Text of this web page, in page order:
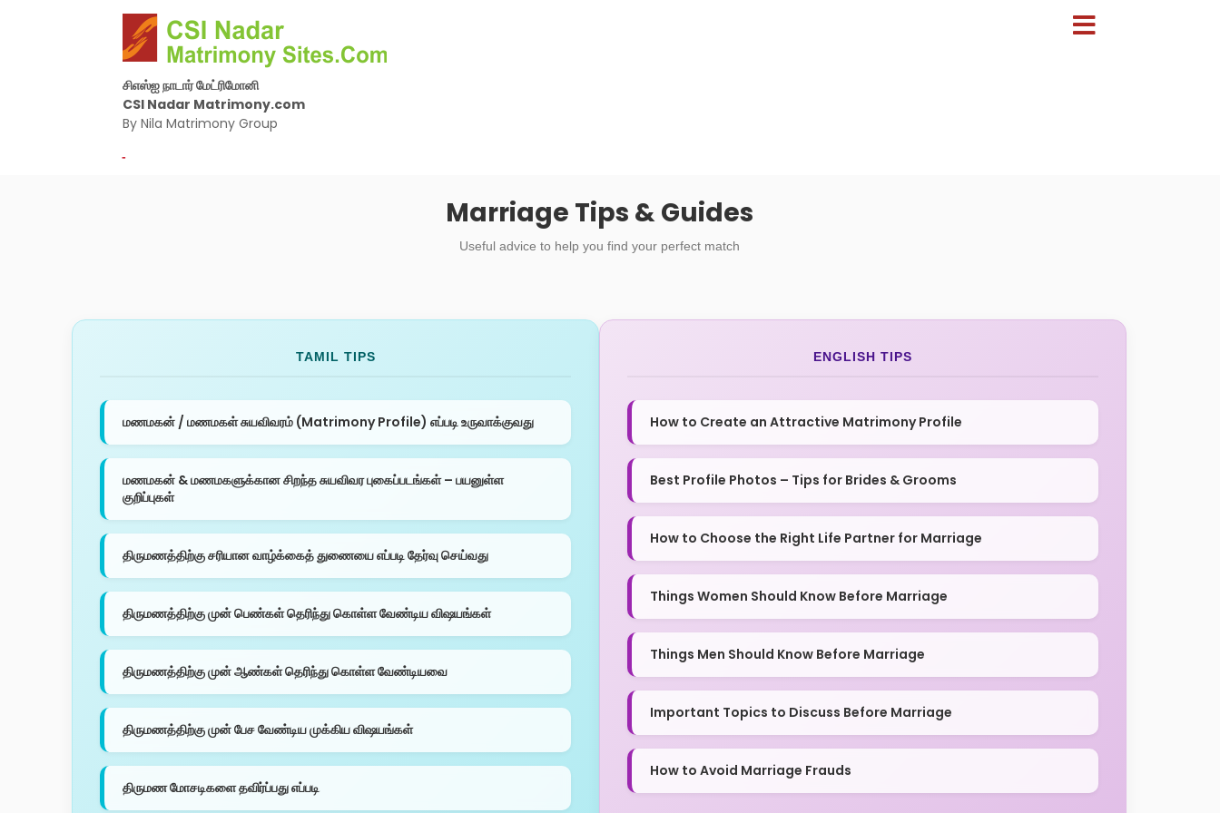
சிஎஸ்ஐ நாடார் மேட்ரிமோனி
CSI Nadar Matrimony.com
By Nila Matrimony Group
-
Marriage Tips & Guides
Useful advice to help you find your perfect match
TAMIL TIPS
மணமகன் / மணமகள் சுயவிவரம் (Matrimony Profile) எப்படி உருவாக்குவது
மணமகன் & மணமகளுக்கான சிறந்த சுயவிவர புகைப்படங்கள் – பயனுள்ள
குறிப்புகள்
திருமணத்திற்கு சரியான வாழ்க்கைத் துணையை எப்படி தேர்வு செய்வது
திருமணத்திற்கு முன் பெண்கள் தெரிந்து கொள்ள வேண்டிய விஷயங்கள்
திருமணத்திற்கு முன் ஆண்கள் தெரிந்து கொள்ள வேண்டியவை
திருமணத்திற்கு முன் பேச வேண்டிய முக்கிய விஷயங்கள்
திருமண மோசடிகளை தவிர்ப்பது எப்படி
ENGLISH TIPS
How to Create an Attractive Matrimony Profile
Best Profile Photos – Tips for Brides & Grooms
How to Choose the Right Life Partner for Marriage
Things Women Should Know Before Marriage
Things Men Should Know Before Marriage
Important Topics to Discuss Before Marriage
How to Avoid Marriage Frauds